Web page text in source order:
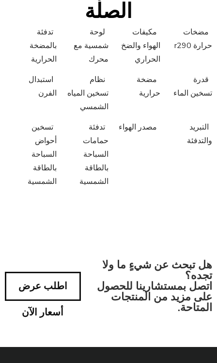
الصلة
مضخات
حرارة r290
مكيفات
الهواء والضخ
الحراري
لوحة
شمسية مع
محرك
تدفئة
بالمضخة
الحرارية
قدرة
تسخين الماء
مضخة
حرارية
نظام
تسخين المياه
الشمسي
استبدال
الفرن
التبريد
والتدفئة
مصدر الهواء
تدفئة
حمامات
السباحة
بالطاقة
الشمسية
تسخين
أحواض
السباحة
بالطاقة
الشمسية
هل تبحث عن شيءٍ ما ولا
تجده؟
اتصل بمستشارينا للحصول
على مزيد من المنتجات
المتاحة.
اطلب عرض
أسعار الآن